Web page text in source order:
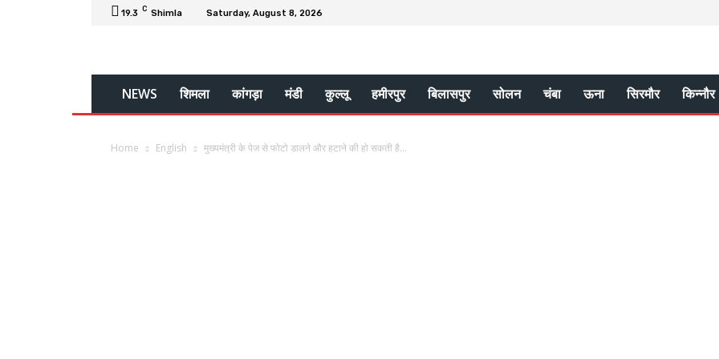
19.3 C Shimla Saturday, August 8, 2026
NEWS शिमला कांगड़ा मंडी कुल्लू हमीरपुर बिलासपुर सोलन चंबा ऊना सिरमौर किन्नौर
Home English मुख्यमंत्री के पेज से फोटो डालने और हटाने की हो सकती है...